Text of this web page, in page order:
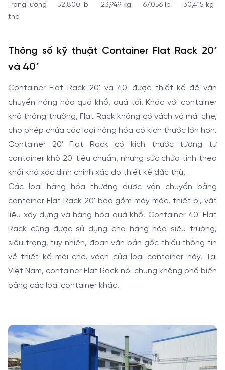
Trọng lượng
thô
52,800 lb 23,949 kg 67,056 lb 30,415 kg
Thông số kỹ thuật Container Flat Rack 20′
và 40′
Container Flat Rack 20' và 40' được thiết kế để vận
chuyển hàng hóa quá khổ, quá tải. Khác với container
khô thông thường, Flat Rack không có vách và mái che,
cho phép chứa các loại hàng hóa có kích thước lớn hơn.
Container 20' Flat Rack có kích thước tương tự
container khô 20' tiêu chuẩn, nhưng sức chứa tính theo
khối khó xác định chính xác do thiết kế đặc thù.
Các loại hàng hóa thường được vận chuyển bằng
container Flat Rack 20' bao gồm máy móc, thiết bị, vật
liệu xây dựng và hàng hóa quá khổ. Container 40' Flat
Rack cũng được sử dụng cho hàng hóa siêu trường,
siêu trọng, tuy nhiên, đoạn văn bản gốc thiếu thông tin
về thiết kế mái che, vách của loại container này. Tại
Việt Nam, container Flat Rack nói chung không phổ biến
bằng các loại container khác.